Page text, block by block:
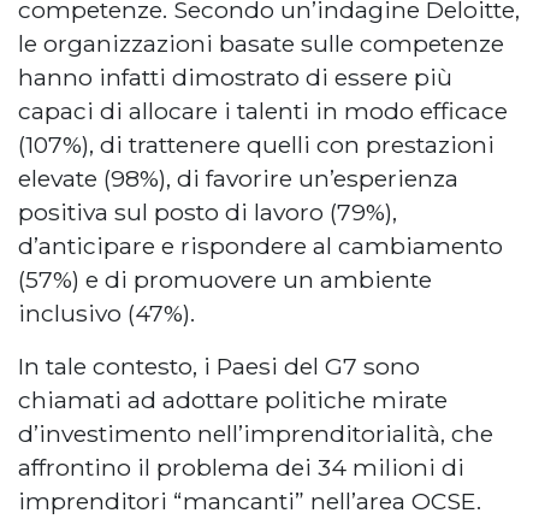
competenze. Secondo un’indagine Deloitte,
le organizzazioni basate sulle competenze
hanno infatti dimostrato di essere più
capaci di allocare i talenti in modo efficace
(107%), di trattenere quelli con prestazioni
elevate (98%), di favorire un’esperienza
positiva sul posto di lavoro (79%),
d’anticipare e rispondere al cambiamento
(57%) e di promuovere un ambiente
inclusivo (47%).
In tale contesto, i Paesi del G7 sono
chiamati ad adottare politiche mirate
d’investimento nell’imprenditorialità, che
affrontino il problema dei 34 milioni di
imprenditori “mancanti” nell’area OCSE.